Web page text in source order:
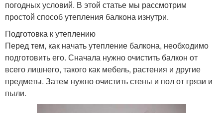
погодных условий. В этой статье мы рассмотрим
простой способ утепления балкона изнутри.
Подготовка к утеплению
Перед тем, как начать утепление балкона, необходимо
подготовить его. Сначала нужно очистить балкон от
всего лишнего, такого как мебель, растения и другие
предметы. Затем нужно очистить стены и пол от грязи и
пыли.